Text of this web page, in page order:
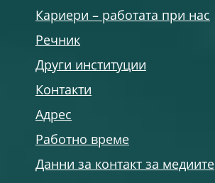
Кариери – работата при нас
Речник
Други институции
Контакти
Адрес
Работно време
Данни за контакт за медиите